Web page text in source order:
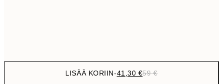
LISÄÄ KORIIN-41,30 €59 €